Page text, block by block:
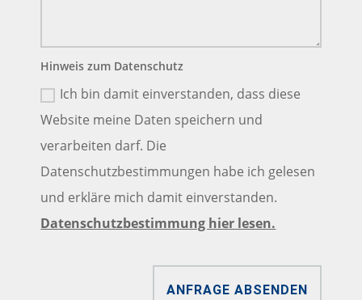
Hinweis zum Datenschutz
Ich bin damit einverstanden, dass diese
Website meine Daten speichern und
verarbeiten darf. Die
Datenschutzbestimmungen habe ich gelesen
und erkläre mich damit einverstanden.
Datenschutzbestimmung hier lesen.
ANFRAGE ABSENDEN